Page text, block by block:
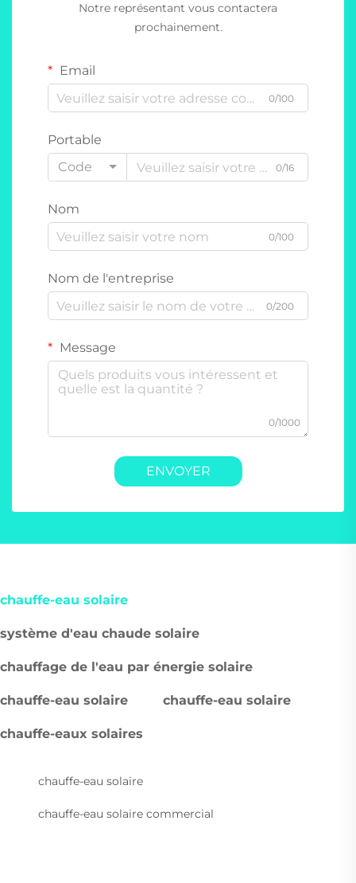
Notre représentant vous contactera
prochainement.
Email
0/100
Portable
Code
0/16
Nom
0/100
Nom de l'entreprise
0/200
Message
0/1000
ENVOYER
chauffe-eau solaire
système d'eau chaude solaire
chauffage de l'eau par énergie solaire
chauffe-eau solaire chauffe-eau solaire
chauffe-eaux solaires
chauffe-eau solaire
chauffe-eau solaire commercial